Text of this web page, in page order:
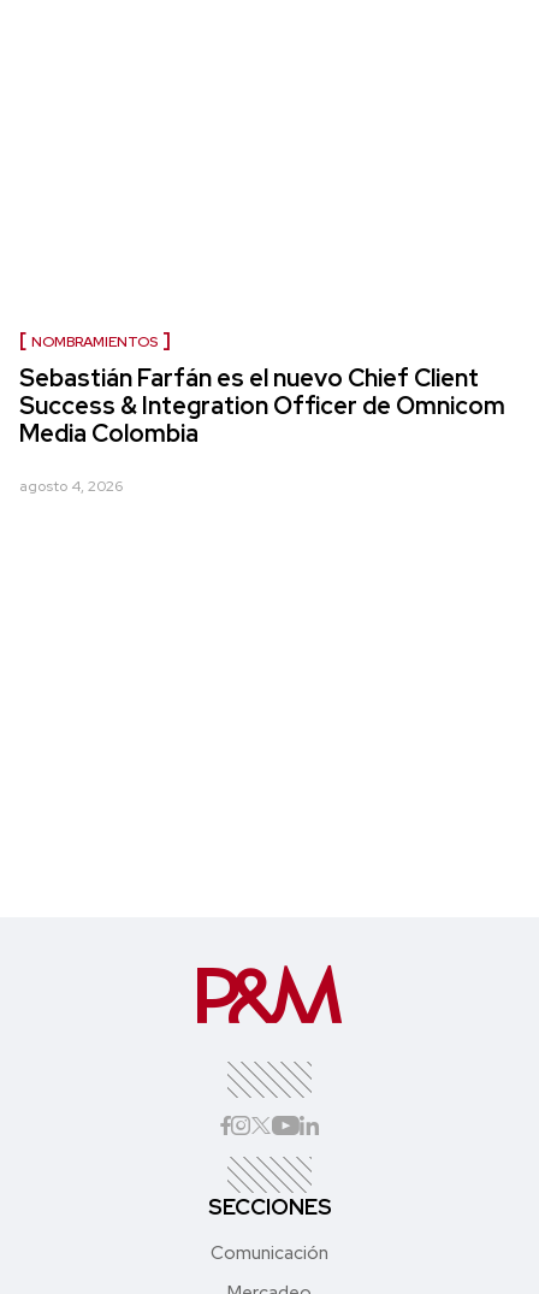
NOMBRAMIENTOS
Sebastián Farfán es el nuevo Chief Client
Success & Integration Officer de Omnicom
Media Colombia
agosto 4, 2026
SECCIONES
Comunicación